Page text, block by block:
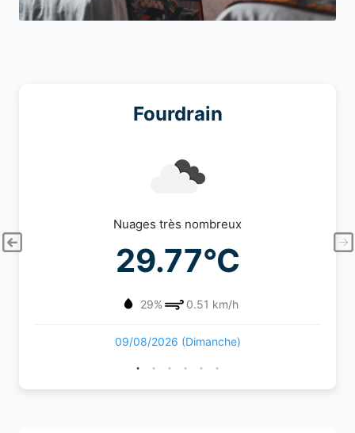
Fourdrain
Nuages très nombreux
29.77°C
29% 0.51 km/h
09/08/2026 (Dimanche)